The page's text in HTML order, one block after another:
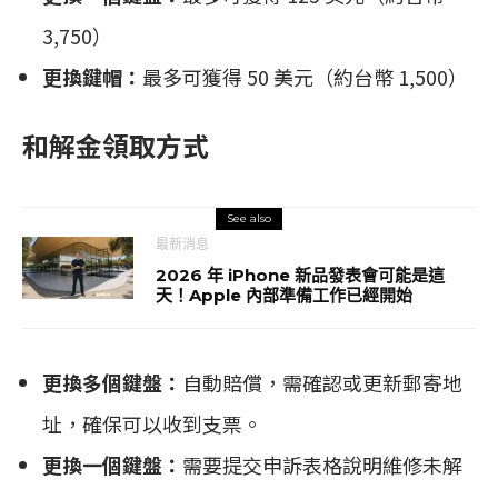
3,750）
更換鍵帽： 最多可獲得 50 美元（約台幣 1,500）
和解金領取方式
See also
最新消息
2026 年 iPhone 新品發表會可能是這
天！Apple 內部準備工作已經開始
更換多個鍵盤： 自動賠償，需確認或更新郵寄地
址，確保可以收到支票。
更換一個鍵盤： 需要提交申訴表格說明維修未解